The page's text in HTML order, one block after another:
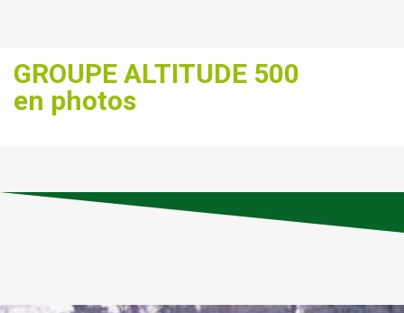
GROUPE ALTITUDE 500
en photos